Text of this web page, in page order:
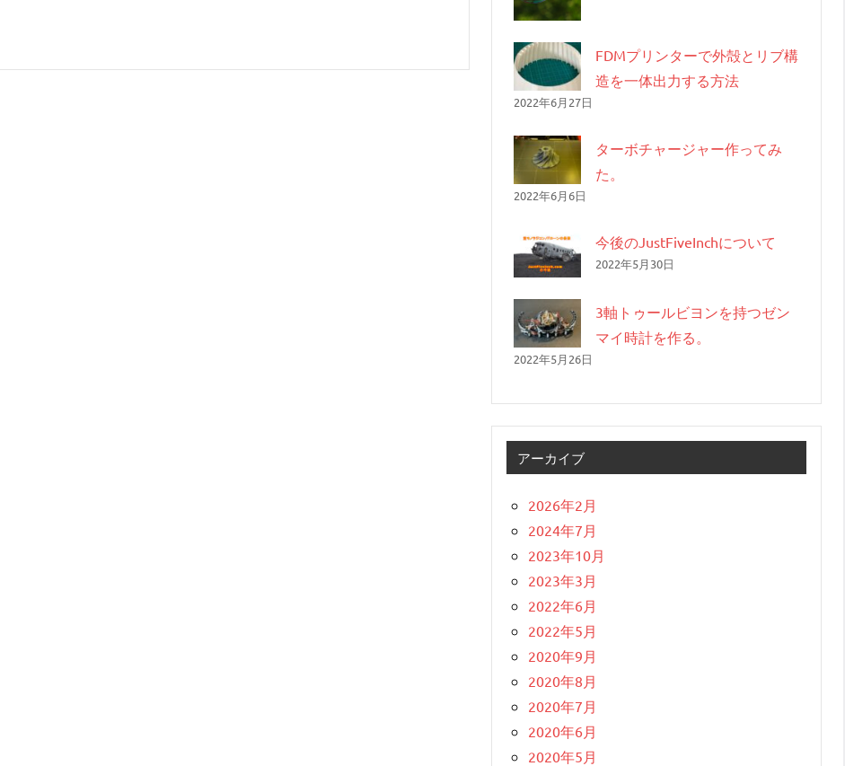
FDMプリンターで外殻とリブ構
造を一体出力する方法
2022年6月27日
ターボチャージャー作ってみ
た。
2022年6月6日
今後のJustFiveInchについて
2022年5月30日
3軸トゥールビヨンを持つゼン
マイ時計を作る。
2022年5月26日
アーカイブ
2026年2月
2024年7月
2023年10月
2023年3月
2022年6月
2022年5月
2020年9月
2020年8月
2020年7月
2020年6月
2020年5月